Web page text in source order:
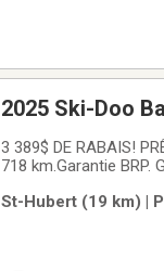
2025 Ski-Doo
3 389$ DE RABAIS! PRÊT À
718 km.Garantie BRP. Garantie prolongée disponible. Voir promos en magasin.Prend fin le 31 juillet 2026 ou
miroirs, protèges
St-Hubert (19 km) |